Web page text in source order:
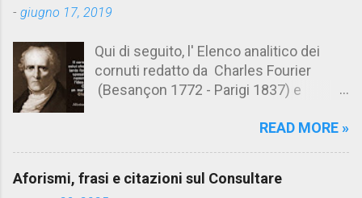
t
- giugno 17, 2019
Qui di seguito, l' Elenco analitico dei
cornuti redatto da Charles Fourier
(Besançon 1772 - Parigi 1837) e
Aforismario trovi anche una raccolta di
cornuto pretenzioso: colui che ritiene
READ MORE »
Aforismi, frasi e citazioni sul Consultare